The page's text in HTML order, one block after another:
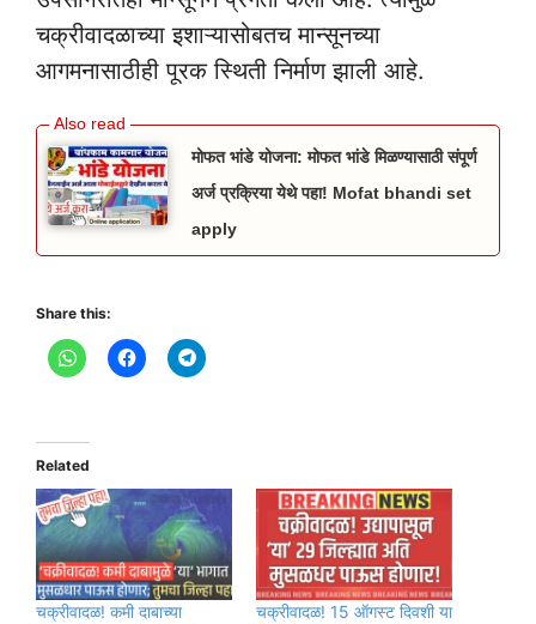
चक्रीवादळाच्या इशाऱ्यासोबतच मान्सूनच्या
आगमनासाठीही पूरक स्थिती निर्माण झाली आहे.
मोफत भांडे योजना: मोफत भांडे मिळण्यासाठी संपूर्ण
अर्ज प्रक्रिया येथे पहा! Mofat bhandi set
apply
Share this:
Related
चक्रीवादळ! कमी दाबाच्या
चक्रीवादळ! 15 ऑगस्ट दिवशी या